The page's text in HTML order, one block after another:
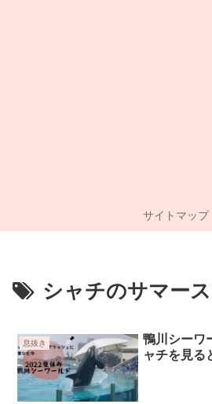
サイトマップ
シャチのサマー
息抜き
鴨川シーワ
ャチを見る